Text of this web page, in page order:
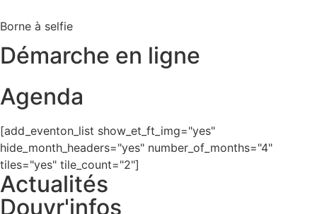
Borne à selfie
Démarche en ligne
Agenda
[add_eventon_list show_et_ft_img="yes"
hide_month_headers="yes" number_of_months="4"
tiles="yes" tile_count="2"]
Actualités
Douvr'infos